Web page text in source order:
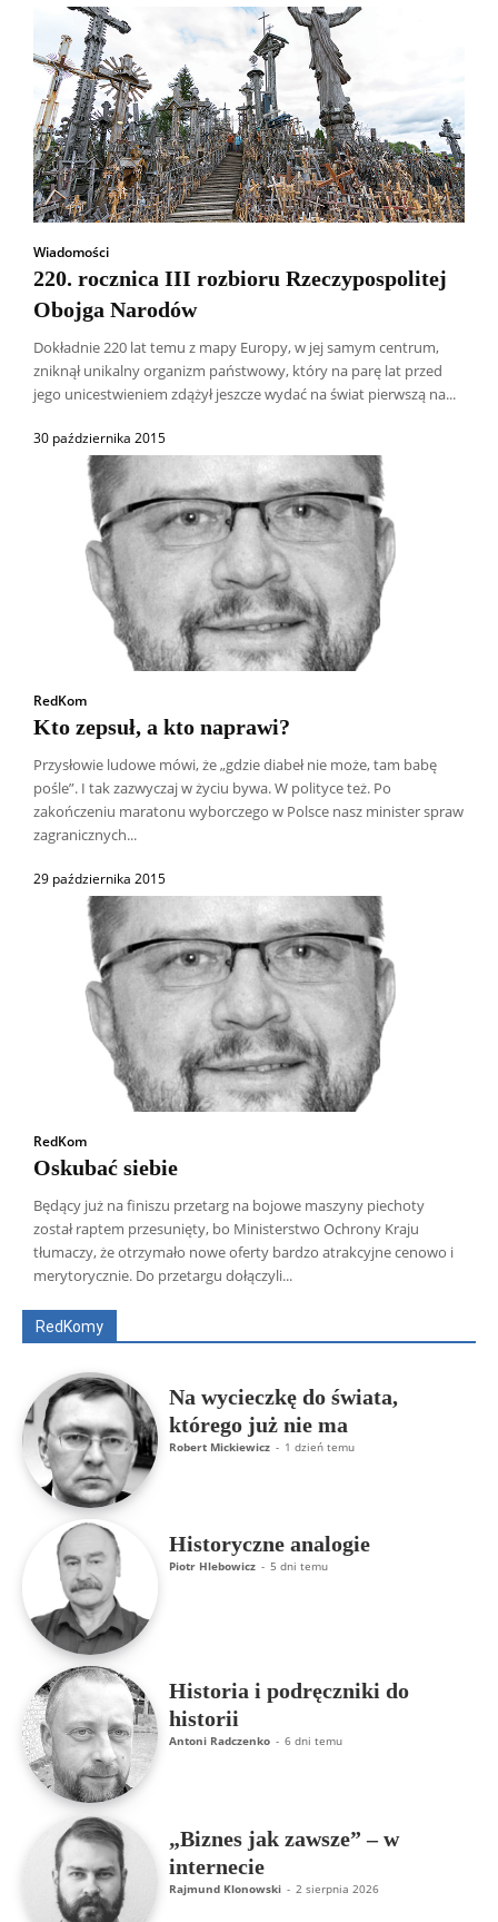
Wiadomości
220. rocznica III rozbioru Rzeczypospolitej
Obojga Narodów
Dokładnie 220 lat temu z mapy Europy, w jej samym centrum,
zniknął unikalny organizm państwowy, który na parę lat przed
jego unicestwieniem zdążył jeszcze wydać na świat pierwszą na...
30 października 2015
RedKom
Kto zepsuł, a kto naprawi?
Przysłowie ludowe mówi, że „gdzie diabeł nie może, tam babę
pośle”. I tak zazwyczaj w życiu bywa. W polityce też. Po
zakończeniu maratonu wyborczego w Polsce nasz minister spraw
zagranicznych...
29 października 2015
RedKom
Oskubać siebie
Będący już na finiszu przetarg na bojowe maszyny piechoty
został raptem przesunięty, bo Ministerstwo Ochrony Kraju
tłumaczy, że otrzymało nowe oferty bardzo atrakcyjne cenowo i
merytorycznie. Do przetargu dołączyli...
RedKomy
Wszyscy Aleksander Borowik
Antoni Radczenko
Artur Płokszto
Grzegorz Górny
ks. Jarosław Wąsowicz SDB
Na wycieczkę do świata,
którego już nie ma
Robert Mickiewicz - 1 dzień temu
Historyczne analogie
Piotr Hlebowicz - 5 dni temu
Historia i podręczniki do
historii
Antoni Radczenko - 6 dni temu
„Biznes jak zawsze” – w
internecie
Rajmund Klonowski - 2 sierpnia 2026